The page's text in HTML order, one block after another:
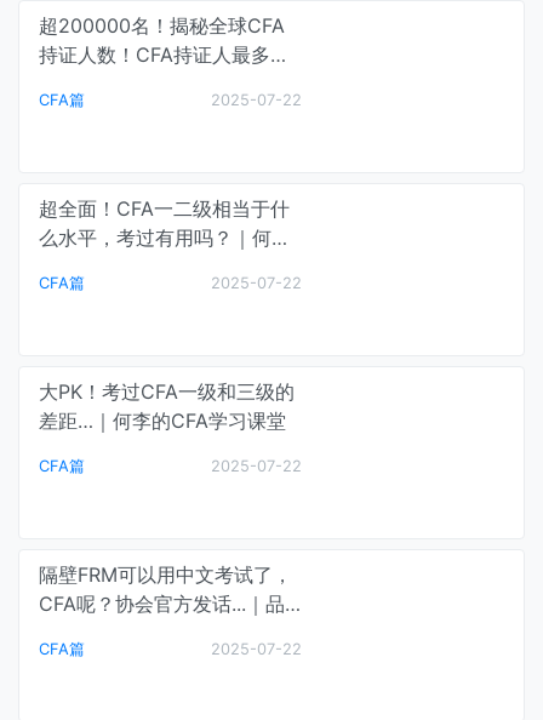
超200000名！揭秘全球CFA
持证人数！CFA持证人最多行
课堂
CFA篇 2025-07-22
超全面！CFA一二级相当于什
么水平，考过有用吗？｜何李
CFA篇 2025-07-22
大PK！考过CFA一级和三级的
差距…｜何李的CFA学习课堂
CFA篇 2025-07-22
隔壁FRM可以用中文考试了，
CFA呢？协会官方发话...｜品
CFA篇 2025-07-22